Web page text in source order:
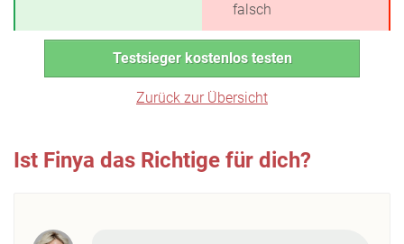
falsch
Testsieger kostenlos testen
Zurück zur Übersicht
Ist Finya das Richtige für dich?